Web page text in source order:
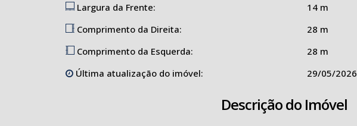
Largura da Frente:
14 m
Comprimento da Direita:
28 m
Comprimento da Esquerda:
28 m
Última atualização do imóvel:
29/05/2026
Descrição do Imóvel